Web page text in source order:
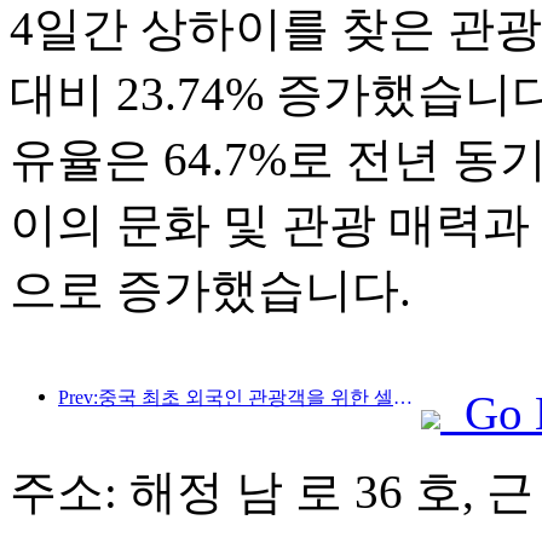
4일간 상하이를 찾은 관
대비 23.74% 증가했습니
유율은 64.7%로 전년 동
이의 문화 및 관광 매력
으로 증가했습니다.
Prev:중국 최초 외국인 관광객을 위한 셀프서비스 문화관광 소비 시스템 상하이에 출시
Go
주소: 해정 남 로 36 호,